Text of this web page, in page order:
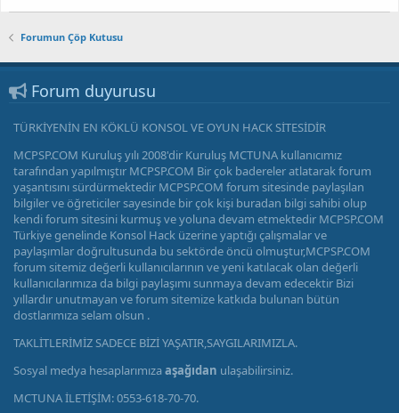
Forumun Çöp Kutusu
Forum duyurusu
TÜRKİYENİN EN KÖKLÜ KONSOL VE OYUN HACK SİTESİDİR
MCPSP.COM Kuruluş yılı 2008'dir Kuruluş MCTUNA kullanıcımız
tarafından yapılmıştır MCPSP.COM Bir çok badereler atlatarak forum
yaşantısını sürdürmektedir MCPSP.COM forum sitesinde paylaşılan
bilgiler ve öğreticiler sayesinde bir çok kişi buradan bilgi sahibi olup
kendi forum sitesini kurmuş ve yoluna devam etmektedir MCPSP.COM
Türkiye genelinde Konsol Hack üzerine yaptığı çalışmalar ve
paylaşımlar doğrultusunda bu sektörde öncü olmuştur,MCPSP.COM
forum sitemiz değerli kullanıcılarının ve yeni katılacak olan değerli
kullanıcılarımıza da bilgi paylaşımı sunmaya devam edecektir Bizi
yıllardır unutmayan ve forum sitemize katkıda bulunan bütün
dostlarımıza selam olsun .
TAKLİTLERİMİZ SADECE BİZİ YAŞATIR,SAYGILARIMIZLA.
Sosyal medya hesaplarımızaaşağıdan ulaşabilirsiniz.
MCTUNA İLETİŞİM: 0553-618-70-70.